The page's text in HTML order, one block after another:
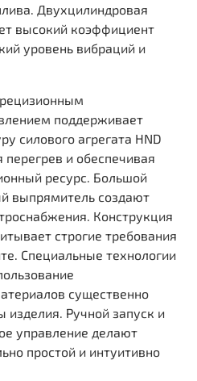
Двухцилиндровая
высокий коэффициент
уровень вибраций и
поддерживает
силового агрегата HND
перегрев и обеспечивая
ресурс. Большой
выпрямитель создают
Конструкция
строгие требования
Специальные технологии
существенно
Ручной запуск и
управление делают
простой и интуитивно